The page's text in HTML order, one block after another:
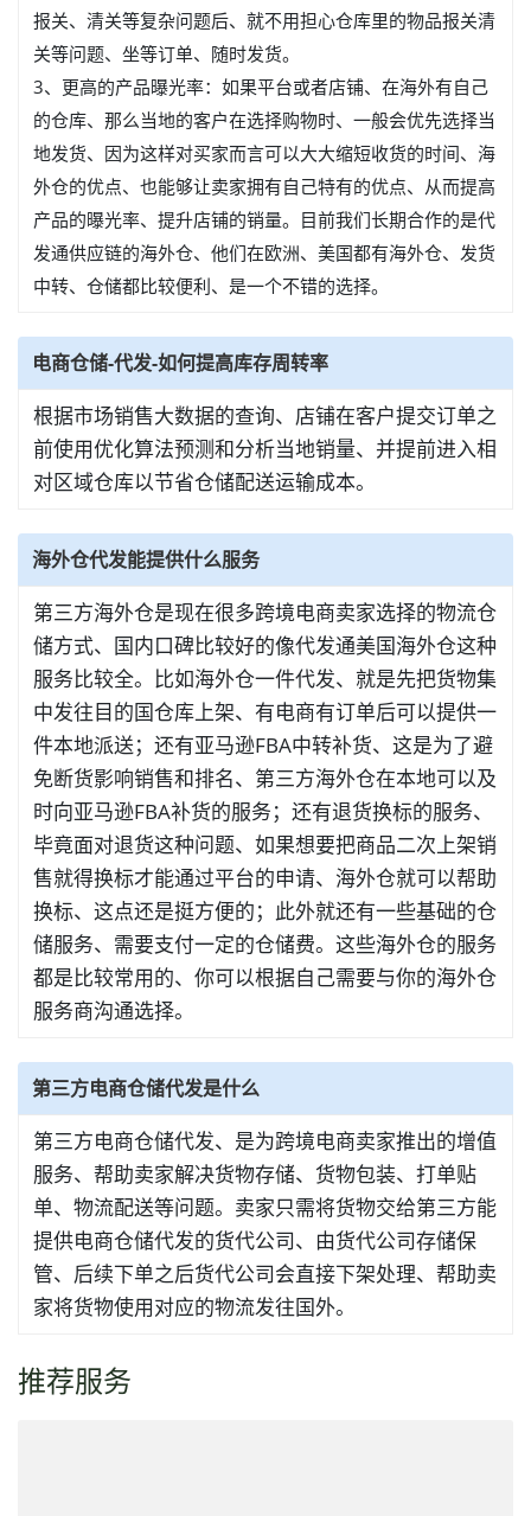
报关、清关等复杂问题后、就不用担心仓库里的物品报关清
关等问题、坐等订单、随时发货。
3、更高的产品曝光率：如果平台或者店铺、在海外有自己
的仓库、那么当地的客户在选择购物时、一般会优先选择当
地发货、因为这样对买家而言可以大大缩短收货的时间、海
外仓的优点、也能够让卖家拥有自己特有的优点、从而提高
产品的曝光率、提升店铺的销量。目前我们长期合作的是代
发通供应链的海外仓、他们在欧洲、美国都有海外仓、发货
中转、仓储都比较便利、是一个不错的选择。
电商仓储-代发-如何提高库存周转率
根据市场销售大数据的查询、店铺在客户提交订单之
前使用优化算法预测和分析当地销量、并提前进入相
对区域仓库以节省仓储配送运输成本。
海外仓代发能提供什么服务
第三方海外仓是现在很多跨境电商卖家选择的物流仓
储方式、国内口碑比较好的像代发通美国海外仓这种
服务比较全。比如海外仓一件代发、就是先把货物集
中发往目的国仓库上架、有电商有订单后可以提供一
件本地派送；还有亚马逊FBA中转补货、这是为了避
免断货影响销售和排名、第三方海外仓在本地可以及
时向亚马逊FBA补货的服务；还有退货换标的服务、
毕竟面对退货这种问题、如果想要把商品二次上架销
售就得换标才能通过平台的申请、海外仓就可以帮助
换标、这点还是挺方便的；此外就还有一些基础的仓
储服务、需要支付一定的仓储费。这些海外仓的服务
都是比较常用的、你可以根据自己需要与你的海外仓
服务商沟通选择。
第三方电商仓储代发是什么
第三方电商仓储代发、是为跨境电商卖家推出的增值
服务、帮助卖家解决货物存储、货物包装、打单贴
单、物流配送等问题。卖家只需将货物交给第三方能
提供电商仓储代发的货代公司、由货代公司存储保
管、后续下单之后货代公司会直接下架处理、帮助卖
家将货物使用对应的物流发往国外。
推荐服务